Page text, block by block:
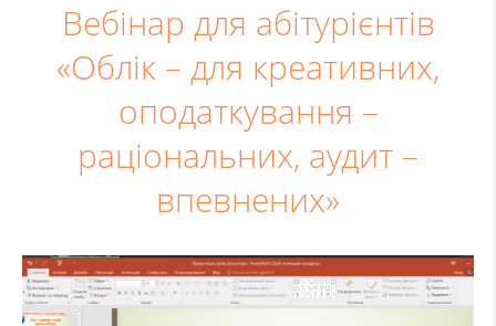
Вебінар для абітурієнтів
«Облік – для креативних,
оподаткування –
раціональних, аудит –
впевнених»